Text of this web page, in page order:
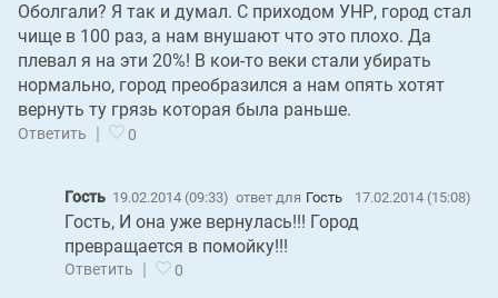
Оболгали? Я так и думал. С приходом УНР, город стал
чище в 100 раз, а нам внушают что это плохо. Да
плевал я на эти 20%! В кои-то веки стали убирать
нормально, город преобразился а нам опять хотят
вернуть ту грязь которая была раньше.
Ответить | 0
Гость 19.02.2014 (09:33) ответ для Гость 17.02.2014 (15:08)
Гость, И она уже вернулась!!! Город
превращается в помойку!!!
Ответить | 0